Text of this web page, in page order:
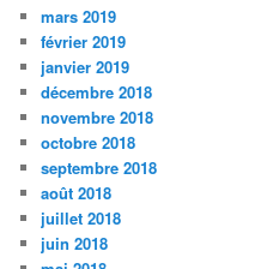
mars 2019
février 2019
janvier 2019
décembre 2018
novembre 2018
octobre 2018
septembre 2018
août 2018
juillet 2018
juin 2018